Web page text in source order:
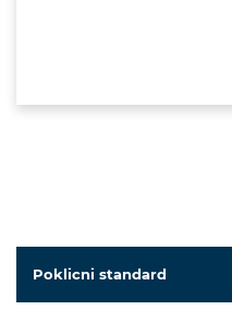
Poklicni standard